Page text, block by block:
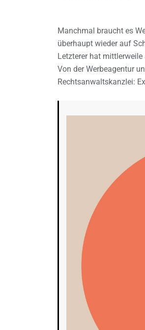
Manchmal braucht es
überhaupt wieder auf
Letzterer hat
Von der Werbeagentur
Rechtsanwaltskanzlei: